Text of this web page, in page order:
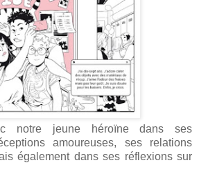
notre jeune héroïne dans ses
amoureuses, ses relations
également dans ses réflexions sur